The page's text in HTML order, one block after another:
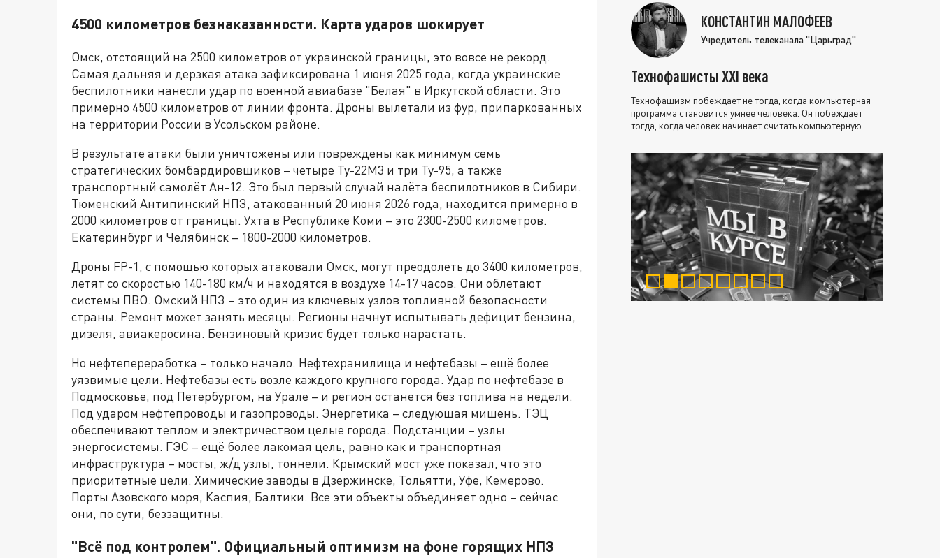
4500 километров безнаказанности. Карта ударов шокирует
Омск, отстоящий на 2500 километров от украинской границы, это вовсе не рекорд.
Самая дальняя и дерзкая атака зафиксирована 1 июня 2025 года, когда украинские
беспилотники нанесли удар по военной авиабазе "Белая" в Иркутской области. Это
примерно 4500 километров от линии фронта. Дроны вылетали из фур, припаркованных
на территории России в Усольском районе.
В результате атаки были уничтожены или повреждены как минимум семь
стратегических бомбардировщиков – четыре Ту-22М3 и три Ту-95, а также
транспортный самолёт Ан-12. Это был первый случай налёта беспилотников в Сибири.
Тюменский Антипинский НПЗ, атакованный 20 июня 2026 года, находится примерно в
2000 километров от границы. Ухта в Республике Коми – это 2300-2500 километров.
Екатеринбург и Челябинск – 1800-2000 километров.
Дроны FP-1, с помощью которых атаковали Омск, могут преодолеть до 3400 километров,
летят со скоростью 140-180 км/ч и находятся в воздухе 14-17 часов. Они облетают
системы ПВО. Омский НПЗ – это один из ключевых узлов топливной безопасности
страны. Ремонт может занять месяцы. Регионы начнут испытывать дефицит бензина,
дизеля, авиакеросина. Бензиновый кризис будет только нарастать.
Но нефтепереработка – только начало. Нефтехранилища и нефтебазы – ещё более
уязвимые цели. Нефтебазы есть возле каждого крупного города. Удар по нефтебазе в
Подмосковье, под Петербургом, на Урале – и регион останется без топлива на недели.
Под ударом нефтепроводы и газопроводы. Энергетика – следующая мишень. ТЭЦ
обеспечивают теплом и электричеством целые города. Подстанции – узлы
энергосистемы. ГЭС – ещё более лакомая цель, равно как и транспортная
инфраструктура – мосты, ж/д узлы, тоннели. Крымский мост уже показал, что это
приоритетные цели. Химические заводы в Дзержинске, Тольятти, Уфе, Кемерово.
Порты Азовского моря, Каспия, Балтики. Все эти объекты объединяет одно – сейчас
они, по сути, беззащитны.
"Всё под контролем". Официальный оптимизм на фоне горящих НПЗ
КОНСТАНТИН МАЛОФЕЕВ
Учредитель телеканала "Царьград"
Технофашисты XXI века
Технофашизм побеждает не тогда, когда компьютерная
программа становится умнее человека. Он побеждает
тогда, когда человек начинает считать компьютерную